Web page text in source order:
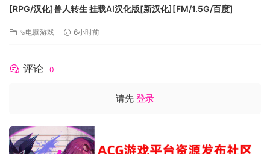
[RPG/汉化]兽人转生 挂载AI汉化版[新汉化][FM/1.5G/百度]
⇘电脑游戏 6小时前
评论 0
请先 登录